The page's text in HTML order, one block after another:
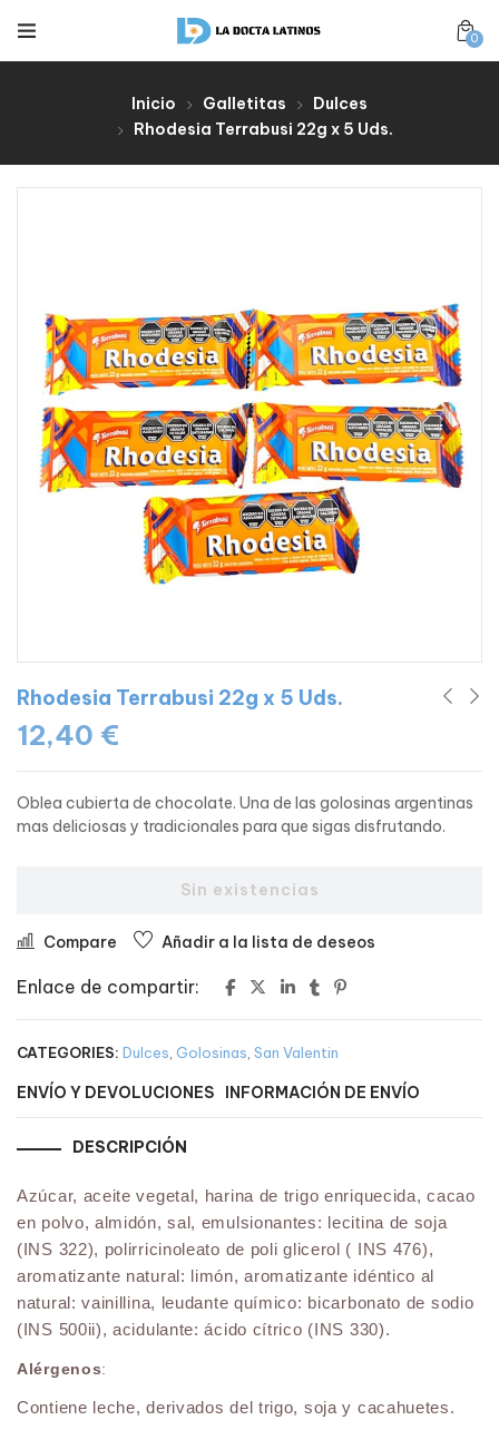
0
Inicio Galletitas
Dulces
Rhodesia Terrabusi 22g x 5 Uds.
Rhodesia Terrabusi 22g x 5 Uds.
12,40 €
Oblea cubierta de chocolate. Una de las golosinas argentinas
mas deliciosas y tradicionales para que sigas disfrutando.
Sin existencias
Compare Añadir a la lista de deseos
Enlace de compartir:
CATEGORIES: Dulces Golosinas San Valentin
ENVÍO Y DEVOLUCIONES INFORMACIÓN DE ENVÍO
DESCRIPCIÓN
Azúcar, aceite vegetal, harina de trigo enriquecida, cacao
en polvo, almidón, sal, emulsionantes: lecitina de soja
(INS 322), polirricinoleato de poli glicerol ( INS 476),
aromatizante natural: limón, aromatizante idéntico al
natural: vainillina, leudante químico: bicarbonato de sodio
(INS 500ii), acidulante: ácido cítrico (INS 330).
Alérgenos:
Contiene leche, derivados del trigo, soja y cacahuetes.